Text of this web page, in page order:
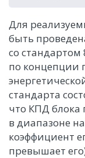
Для
быть
со стандартом
по концепции
стандарта
что КПД блока
в диапазоне
коэффициент
превышает